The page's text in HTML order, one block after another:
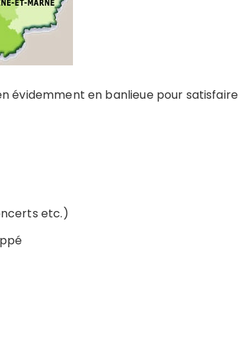
évidemment en banlieue pour satisfaire
etc.)